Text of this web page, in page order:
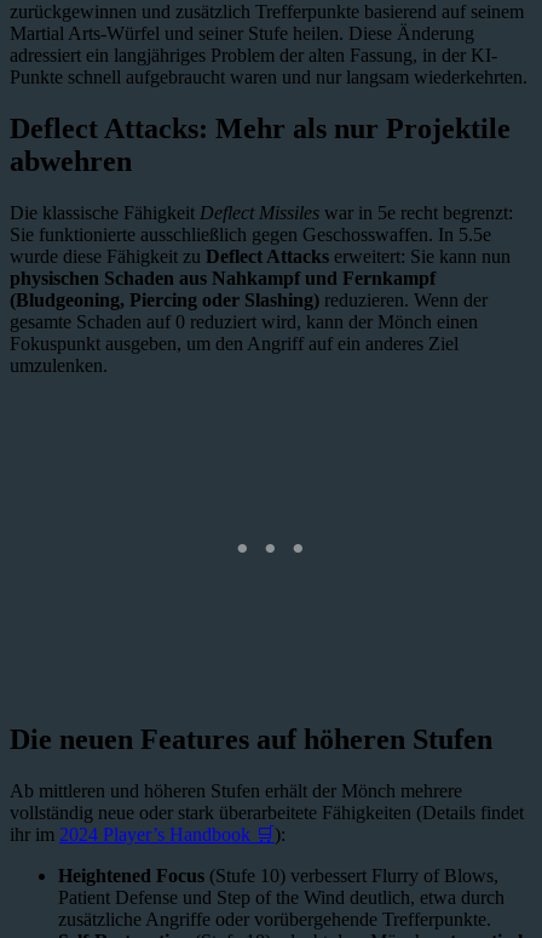
zurückgewinnen und zusätzlich Trefferpunkte basierend auf seinem
Martial Arts-Würfel und seiner Stufe heilen. Diese Änderung
adressiert ein langjähriges Problem der alten Fassung, in der KI-
Punkte schnell aufgebraucht waren und nur langsam wiederkehrten.
Deflect Attacks: Mehr als nur Projektile
abwehren
Die klassische Fähigkeit Deflect Missiles war in 5e recht begrenzt:
Sie funktionierte ausschließlich gegen Geschosswaffen. In 5.5e
wurde diese Fähigkeit zu Deflect Attacks erweitert: Sie kann nun
physischen Schaden aus Nahkampf und Fernkampf
(Bludgeoning, Piercing oder Slashing) reduzieren. Wenn der
gesamte Schaden auf 0 reduziert wird, kann der Mönch einen
Fokuspunkt ausgeben, um den Angriff auf ein anderes Ziel
umzulenken.
Die neuen Features auf höheren Stufen
Ab mittleren und höheren Stufen erhält der Mönch mehrere
vollständig neue oder stark überarbeitete Fähigkeiten (Details findet
ihr im 2024 Player’s Handbook 🛒 ):
Heightened Focus (Stufe 10) verbessert Flurry of Blows,
Patient Defense und Step of the Wind deutlich, etwa durch
zusätzliche Angriffe oder vorübergehende Trefferpunkte.